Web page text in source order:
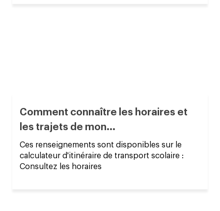
Comment connaître les horaires et
les trajets de mon...
Ces renseignements sont disponibles sur le
calculateur d'itinéraire de transport scolaire :
Consultez les horaires